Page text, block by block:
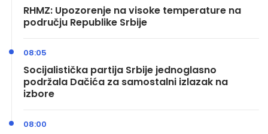
RHMZ: Upozorenje na visoke temperature na
području Republike Srbije
Socijalistička partija Srbije jednoglasno
podržala Dačića za samostalni izlazak na
izbore
08:05
08:00